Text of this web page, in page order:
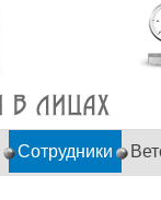
Сотрудники